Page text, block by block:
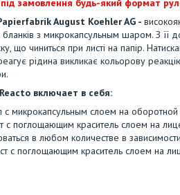
замовлення будь-який формат
August Koehler AG -
з микрокапсульным шаром. З її
що чиниться при листі на папір.
рідина викликає кольорову
включает в себя:
с микрокапсульным слоем на
с поглощающим краситель слоем на
в любом количестве в
с поглощающим краситель слоем на